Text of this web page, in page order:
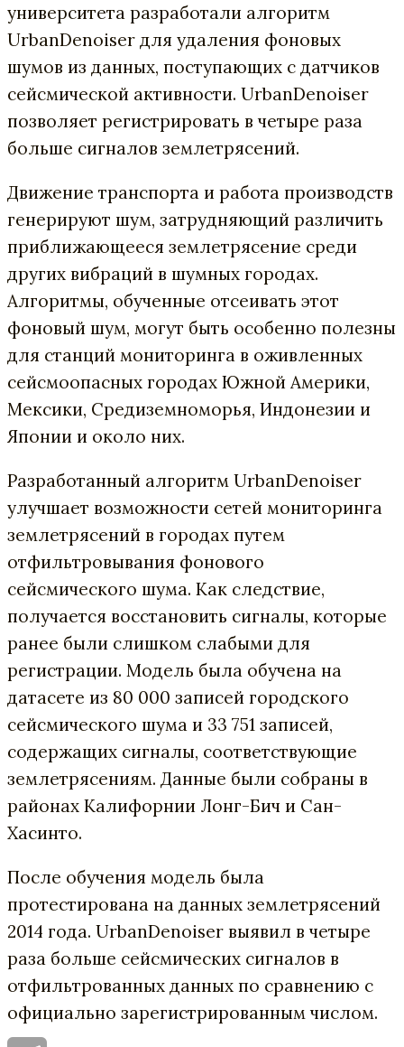
университета разработали алгоритм
UrbanDenoiser для удаления фоновых
шумов из данных, поступающих с датчиков
сейсмической активности. UrbanDenoiser
позволяет регистрировать в четыре раза
больше сигналов землетрясений.
Движение транспорта и работа производств
генерируют шум, затрудняющий различить
приближающееся землетрясение среди
других вибраций в шумных городах.
Алгоритмы, обученные отсеивать этот
фоновый шум, могут быть особенно полезны
для станций мониторинга в оживленных
сейсмоопасных городах Южной Америки,
Мексики, Средиземноморья, Индонезии и
Японии и около них.
Разработанный алгоритм UrbanDenoiser
улучшает возможности сетей мониторинга
землетрясений в городах путем
отфильтровывания фонового
сейсмического шума. Как следствие,
получается восстановить сигналы, которые
ранее были слишком слабыми для
регистрации. Модель была обучена на
датасете из 80 000 записей городского
сейсмического шума и 33 751 записей,
содержащих сигналы, соответствующие
землетрясениям. Данные были собраны в
районах Калифорнии Лонг-Бич и Сан-
Хасинто.
После обучения модель была
протестирована на данных землетрясений
2014 года. UrbanDenoiser выявил в четыре
раза больше сейсмических сигналов в
отфильтрованных данных по сравнению с
официально зарегистрированным числом.